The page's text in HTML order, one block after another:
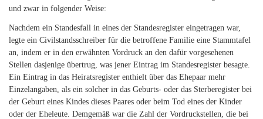
und zwar in folgender Weise:
Nachdem ein Standesfall in eines der Standesregister eingetragen war,
legte ein Civilstandsschreiber für die betroffene Familie eine Stammtafel
an, indem er in den erwähnten Vordruck an den dafür vorgesehenen
Stellen dasjenige übertrug, was jener Eintrag im Standesregister besagte.
Ein Eintrag in das Heiratsregister enthielt über das Ehepaar mehr
Einzelangaben, als ein solcher in das Geburts- oder das Sterberegister bei
der Geburt eines Kindes dieses Paares oder beim Tod eines der Kinder
oder der Eheleute. Demgemäß war die Zahl der Vordruckstellen, die bei